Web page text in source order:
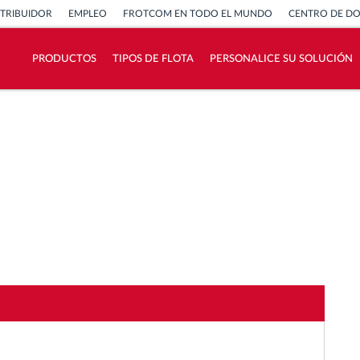
EMPLEO FROTCOM EN TODO EL MUNDO CENTRO DE
PRODUCTOS TIPOS DE FLOTA PERSONALICE SU SOLUCIÓN